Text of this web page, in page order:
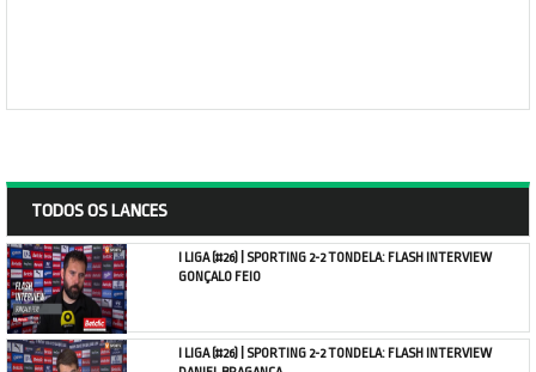
TODOS OS LANCES
I LIGA (#26) | SPORTING 2-2 TONDELA: FLASH INTERVIEW
GONÇALO FEIO
I LIGA (#26) | SPORTING 2-2 TONDELA: FLASH INTERVIEW